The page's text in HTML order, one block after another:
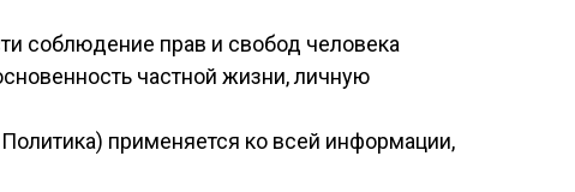
соблюдение прав и свобод человека
частной жизни, личную
применяется ко всей информации,